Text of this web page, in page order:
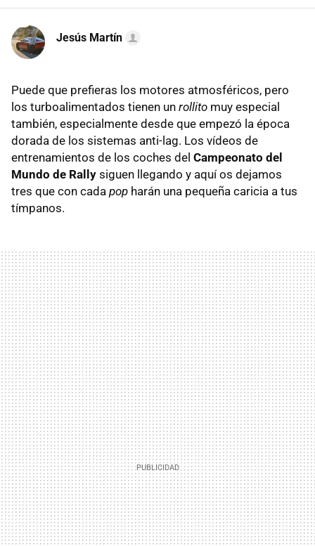
Jesús Martín
Puede que prefieras los motores atmosféricos, pero
los turboalimentados tienen un rollito muy especial
también, especialmente desde que empezó la época
dorada de los sistemas anti-lag. Los vídeos de
entrenamientos de los coches del Campeonato del
Mundo de Rally siguen llegando y aquí os dejamos
tres que con cada pop harán una pequeña caricia a tus
tímpanos.